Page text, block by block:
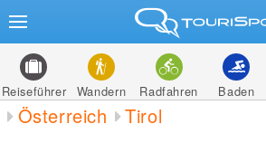
Reiseführer Wandern Radfahren Baden
Österreich Tirol